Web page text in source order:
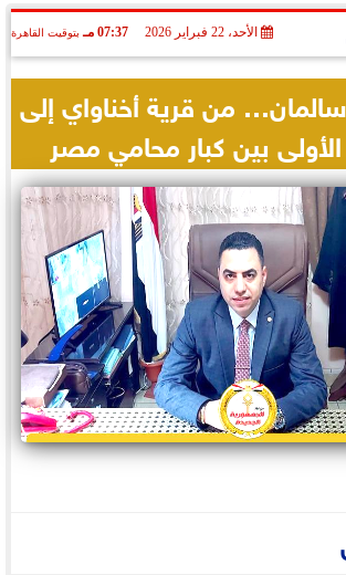
الأحد، 22 فبراير 2026 07:37 مـ بتوقيت القاهرة
من قرية أخناواي إلى
بين كبار محامي مصر